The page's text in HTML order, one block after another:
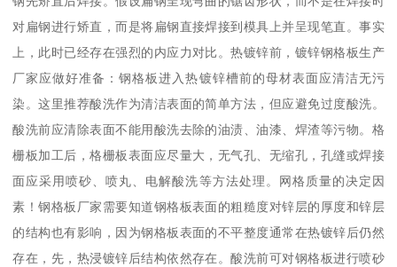
对扁钢进行矫直，而是将扁钢直接焊接到模具上并呈现笔直。事实
上，此时已经存在强烈的内应力对比。热镀锌前，镀锌钢格板生产
厂家应做好准备：钢格板进入热镀锌槽前的母材表面应清洁无污
染。这里推荐酸洗作为清洁表面的简单方法，但应避免过度酸洗。
酸洗前应清除表面不能用酸洗去除的油渍、油漆、焊渣等污物。格
栅板加工后，格栅板表面应尽量大，无气孔、无缩孔，孔缝或焊接
面应采用喷砂、喷丸、电解酸洗等方法处理。网格质量的决定因
素！钢格板厂家需要知道钢格板表面的粗糙度对锌层的厚度和锌层
的结构也有影响，因为钢格板表面的不平整度通常在热镀锌后仍然
存在，先，热浸镀锌后结构依然存在。酸洗前可对钢格板进行喷砂